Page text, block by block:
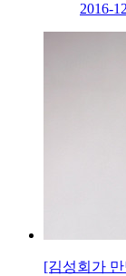
2016-
[김성회가